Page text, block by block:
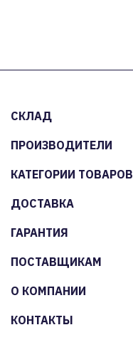
СКЛАД
ПРОИЗВОДИТЕЛИ
КАТЕГОРИИ ТОВАРОВ
ДОСТАВКА
ГАРАНТИЯ
ПОСТАВЩИКАМ
О КОМПАНИИ
КОНТАКТЫ